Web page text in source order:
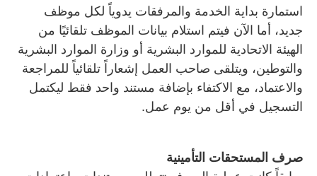
استمارة بداية الخدمة والمرفقات يدوياً لكل موظف
جديد، أما الآن فيتم استلام بيانات الموظف تلقائيًا من
الهيئة الاتحادية للموارد البشرية أو وزارة الموارد البشرية
والتوطين، ويتلقى صاحب العمل إشعاراً تلقائياً للمراجعة
والاعتماد، مع الاكتفاء بإضافة مستند واحد فقط ليكتمل
التسجيل في أقل من يوم عمل.
صرف المستحقات التأمينية